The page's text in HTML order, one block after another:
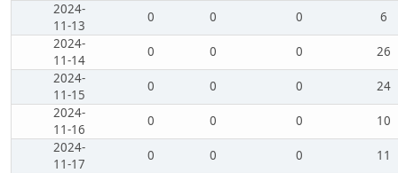
2024-
11-13
0 0 0
6
2024-
11-14
0 0 0
26
2024-
11-15
0 0 0
24
2024-
11-16
0 0 0
10
2024-
11-17
0 0 0
11